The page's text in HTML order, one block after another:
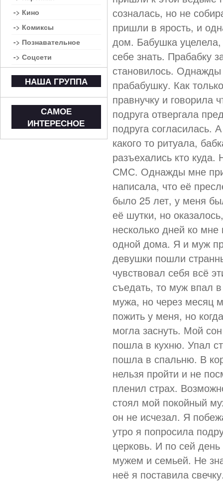
созналась, но не
пришли в ярость, и
дом. Бабушка
себе знать. Прабабку
становилось.
прабабушку. Как
правнучку и говорила
подруга отвергала
подруга согласилась.
какого то ритуала,
разъехались кто
СМС. Однажды мне
написала, что её
было 25 лет, у меня
её шутки, но
несколько дней ко
одной дома. Я и муж
девушки пошли
чувствовал себя всё
съедать, то муж впал
мужа, но через месяц
пожить у меня, но
могла заснуть. Мой
пошла в кухню. Упал
пошла в спальню. В
нельзя пройти и не
пленил страх.
стоял мой покойный
он не исчезал. Я
утро я попросила
церковь. И по сей
мужем и семьей. Не
неё я поставила
-> Кино
-> Комиксы
-> Познавательное
-> Соцсети
НАША ГРУППА
САМОЕ
ИНТЕРЕСНОЕ